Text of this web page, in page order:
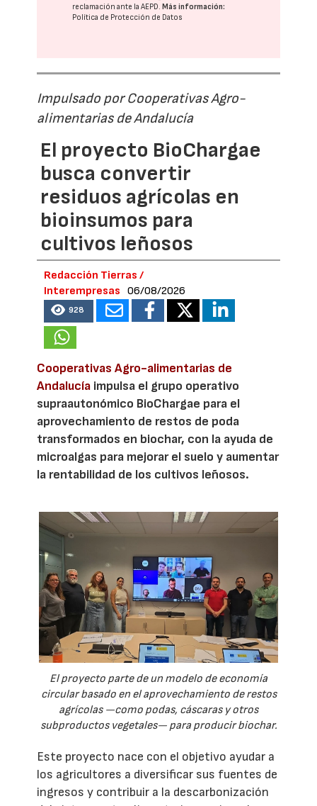
reclamación ante laAEPD.Más información:
Política de Protección de Datos
Impulsado por Cooperativas Agro-
alimentarias de Andalucía
El proyecto BioChargae
busca convertir
residuos agrícolas en
bioinsumos para
cultivos leñosos
Redacción Tierras /
Interempresas
06/08/2026
928
Cooperativas Agro-alimentarias de
Andalucía impulsa el grupo operativo
supraautonómico BioChargae para el
aprovechamiento de restos de poda
transformados en biochar, con la ayuda de
microalgas para mejorar el suelo y aumentar
la rentabilidad de los cultivos leñosos.
El proyecto parte de un modelo de economía
circular basado en el aprovechamiento de restos
agrícolas —como podas, cáscaras y otros
subproductos vegetales— para producir biochar.
Este proyecto nace con el objetivo ayudar a
los agricultores a diversificar sus fuentes de
ingresos y contribuir a la descarbonización